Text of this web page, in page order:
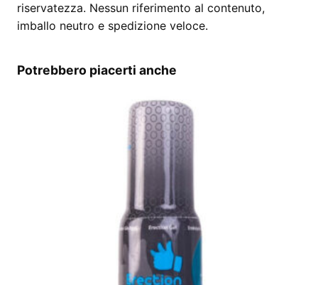
riservatezza. Nessun riferimento al contenuto,
imballo neutro e spedizione veloce.
Potrebbero piacerti anche